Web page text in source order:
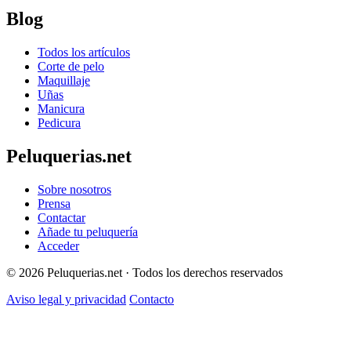
Blog
Todos los artículos
Corte de pelo
Maquillaje
Uñas
Manicura
Pedicura
Peluquerias.net
Sobre nosotros
Prensa
Contactar
Añade tu peluquería
Acceder
© 2026 Peluquerias.net · Todos los derechos reservados
Aviso legal y privacidad Contacto